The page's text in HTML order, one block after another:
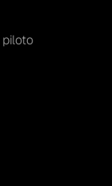
piloto